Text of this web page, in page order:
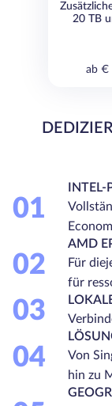
20 TB
ab €
01
02
AMD
Für
für
03
04
Von
hin zu